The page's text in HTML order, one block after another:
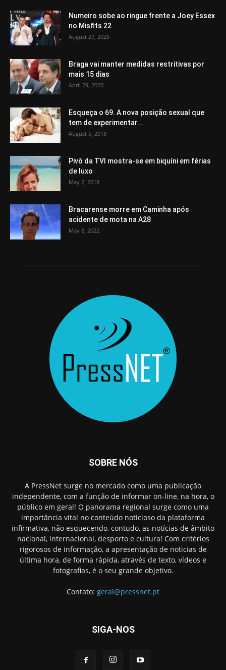
Numeiro sobe ao ringue frente a Joey Essex
no Misfits 22
August 27, 2025
Braga vai manter medidas restritivas por
mais 15 dias
April 29, 2020
Esqueça o 69. A nova posição sexual que
tem de experimentar...
August 5, 2018
Pivô da TVI mostra-se em biquíni em férias
de luxo
May 2, 2018
Bracarense morre em Caminha após
acidente de mota na A28
May 8, 2022
SOBRE NÓS
A PressNet surge no mercado como uma publicação
independente, com a função de informar on-line, na hora, o
público em geral! O panorama regional surge como uma
importância vital no conteúdo noticioso da plataforma
infirmativa, não esquecendo, contudo, as notícias de âmbito
nacional, internacional, desporto e cultura! Com critérios
rigorosos de informação, a apresentação de noticias de
última hora, de forma rápida, através de texto, vídeos e
fotografias, é o seu grande objetivo.
Contato: geral@pressnet.pt
SIGA-NOS